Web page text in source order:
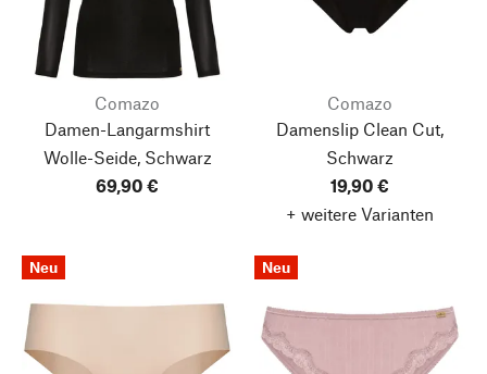
Comazo
Damen-Langarmshirt
Wolle-Seide, Schwarz
69,90 €
Comazo
Damenslip Clean Cut,
Schwarz
19,90 €
+ weitere Varianten
Neu Neu